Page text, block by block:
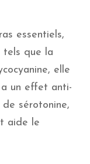
essentiels,
tels que la
elle
un effet anti-
sérotonine,
aide le